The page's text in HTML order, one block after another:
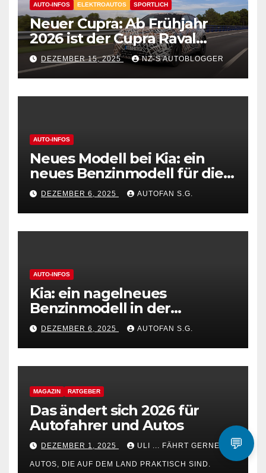
AUTO-INFOS ELEKTROAUTOS SPORTLICH
Neuer Cupra: Ab Frühjahr
2026 ist der Cupra Raval
verfügbar
DEZEMBER 15, 2025 NZ-S AUTOBLOGGER
AUTO-INFOS
Neues Modell bei Kia: ein
neues Benzinmodell für die
beliebte Golf-Klasse
DEZEMBER 6, 2025 AUTOFAN S.G.
AUTO-INFOS
Kia: ein nagelneues
Benzinmodell in der
beliebten Golf-Klasse.
DEZEMBER 6, 2025 AUTOFAN S.G.
MAGAZIN RATGEBER
Das ändert sich 2026 für
Autofahrer und Autos
DEZEMBER 1, 2025 ULI ... FÄHRT GERNE
AUTOS, DIE AUF DEM LAND PRAKTISCH SIND.
💬